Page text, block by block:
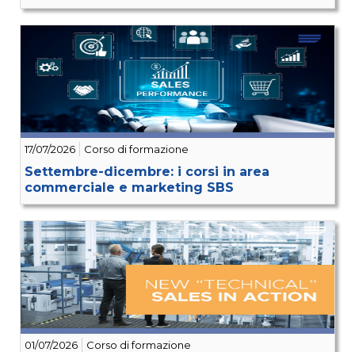
17/07/2026 Corso di formazione
Settembre-dicembre: i corsi in area
commerciale e marketing SBS
01/07/2026 Corso di formazione